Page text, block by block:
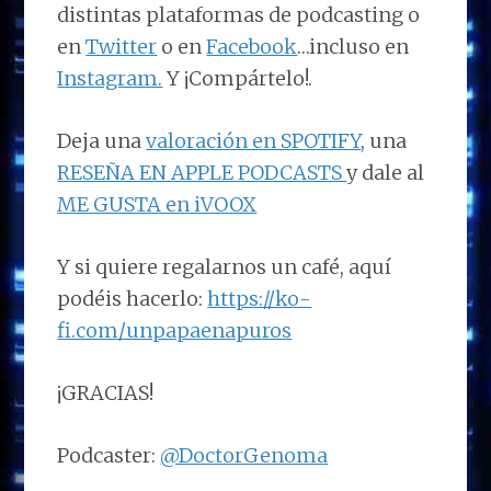
distintas plataformas de podcasting o
enTwitter o enFacebook…incluso en
Instagram. Y ¡Compártelo!.
Deja unavaloración en SPOTIFY, una
RESEÑA EN APPLE PODCASTSy dale al
ME GUSTA en iVOOX
Y si quiere regalarnos un café, aquí
podéis hacerlo:https://ko-
fi.com/unpapaenapuros
¡GRACIAS!
Podcaster: @DoctorGenoma